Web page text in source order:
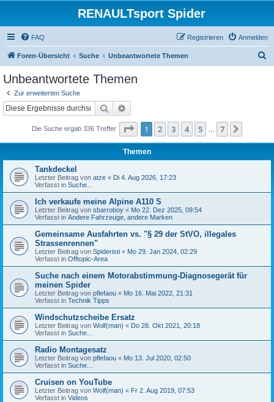
RENAULTsport Spider
FAQ Anmelden
Registrieren
Foren-Übersicht Suche Unbeantwortete Themen
Unbeantwortete Themen
Zur erweiterten Suche
Suche
Die Suche ergab 336 Treffer Seite 1von
1 2 3 4 5 7
Themen
Tankdeckel
Letzter Beitrag von atze « Di 4. Aug 2026, 17:23
Verfasst in Suche...
Ich verkaufe meine Alpine A110 S
Letzter Beitrag von sbarroboy « Mo 22. Dez 2025, 09:54
Verfasst in Andere Fahrzeuge, andere Marken
Gemeinsame Ausfahrten vs. "§ 29 der StVO, illegales
Strassenrennen"
Letzter Beitrag von Spideristi « Mo 29. Jan 2024, 02:29
Verfasst in Offtopic-Area
Suche nach einem Motorabstimmung-Diagnosegerät für
meinen Spider
Letzter Beitrag von pflefaou « Mo 16. Mai 2022, 21:31
Verfasst in Technik Tipps
Windschutzscheibe Ersatz
Letzter Beitrag von Wolf(man) « Do 28. Okt 2021, 20:18
Verfasst in Suche...
Radio Montagesatz
Letzter Beitrag von pflefaou « Mo 13. Jul 2020, 02:50
Verfasst in Suche...
Cruisen on YouTube
Letzter Beitrag von Wolf(man) « Fr 2. Aug 2019, 07:53
Verfasst in Videos